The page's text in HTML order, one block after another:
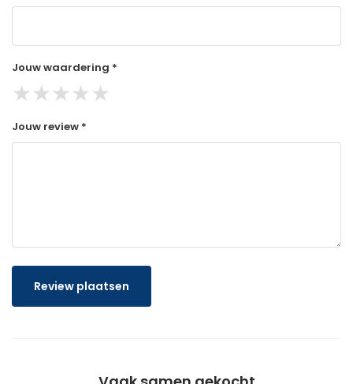
Jouw waardering *
★★★★★
Jouw review *
Review plaatsen